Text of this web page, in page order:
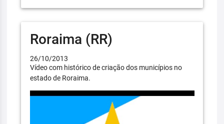
Roraima (RR)
26/10/2013
Vídeo com histórico de criação dos municípios no
estado de Roraima.